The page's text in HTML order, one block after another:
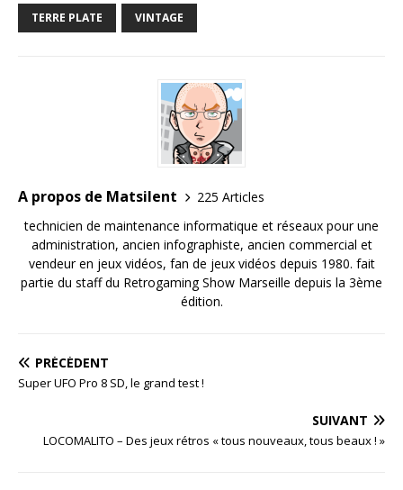
TERRE PLATE VINTAGE
A propos de Matsilent
225 Articles
technicien de maintenance informatique et réseaux pour une
administration, ancien infographiste, ancien commercial et
vendeur en jeux vidéos, fan de jeux vidéos depuis 1980. fait
partie du staff du Retrogaming Show Marseille depuis la 3ème
édition.
PRÉCÉDENT
Super UFO Pro 8 SD, le grand test !
SUIVANT
LOCOMALITO – Des jeux rétros « tous nouveaux, tous beaux ! »